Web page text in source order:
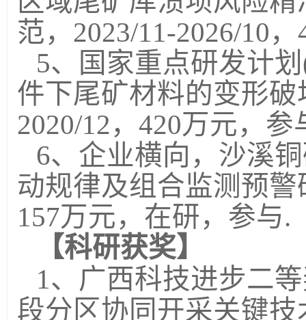
范，2023/11-2026/10
5、国家重点研发计
件下尾矿材料的变形
2020/12，420万元，参
6、企业横向，沙溪
动规律及组合监测预
157万元，在研，参与.
【科研获奖】
1、广西科技进步二
段分区协同开采关键技